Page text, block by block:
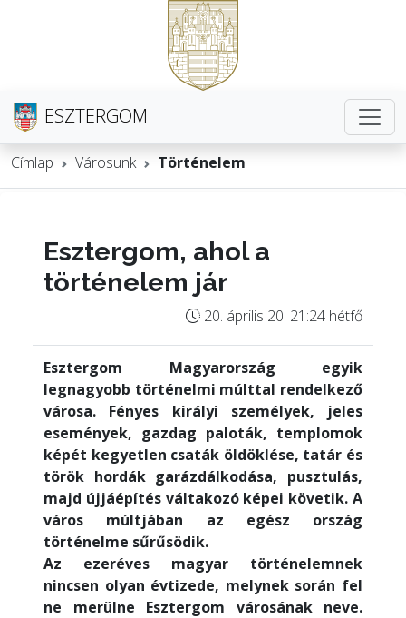
ESZTERGOM
Címlap Városunk Történelem
Esztergom, ahol a
történelem jár
20. április 20. 21:24 hétfő
Esztergom Magyarország egyik
legnagyobb történelmi múlttal rendelkező
városa. Fényes királyi személyek, jeles
események, gazdag paloták, templomok
képét kegyetlen csaták öldöklése, tatár és
török hordák garázdálkodása, pusztulás,
majd újjáépítés váltakozó képei követik. A
város múltjában az egész ország
történelme sűrűsödik.
Az ezeréves magyar történelemnek
nincsen olyan évtizede, melynek során fel
ne merülne Esztergom városának neve.